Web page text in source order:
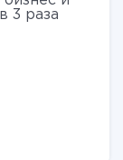
3 раза